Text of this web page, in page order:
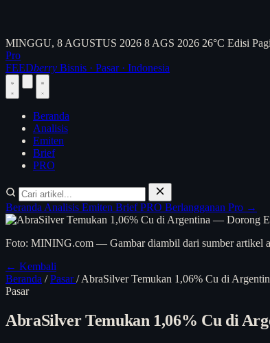
MINGGU, 8 AGUSTUS 2026 8 AGS 2026 26°C Edisi Pagi
Pro
FEEDberry Bisnis · Pasar · Indonesia
Beranda
Analisis
Emiten
Brief
PRO
Beranda Analisis Emiten BriefPRO Berlangganan Pro →
Foto: MINING.com — Gambar diambil dari sumber artikel
← Kembali
Beranda / Pasar/ AbraSilver Temukan 1,06% Cu di
Pasar
AbraSilver Temukan 1,06% Cu di